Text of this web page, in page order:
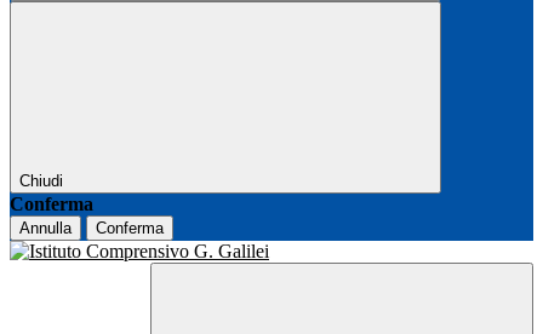
Chiudi
Conferma
Annulla Conferma